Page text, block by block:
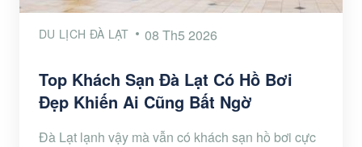
DU LỊCH ĐÀ LẠT 08 Th5 2026
Top Khách Sạn Đà Lạt Có Hồ Bơi
Đẹp Khiến Ai Cũng Bất Ngờ
Đà Lạt lạnh vậy mà vẫn có khách sạn hồ bơi cực